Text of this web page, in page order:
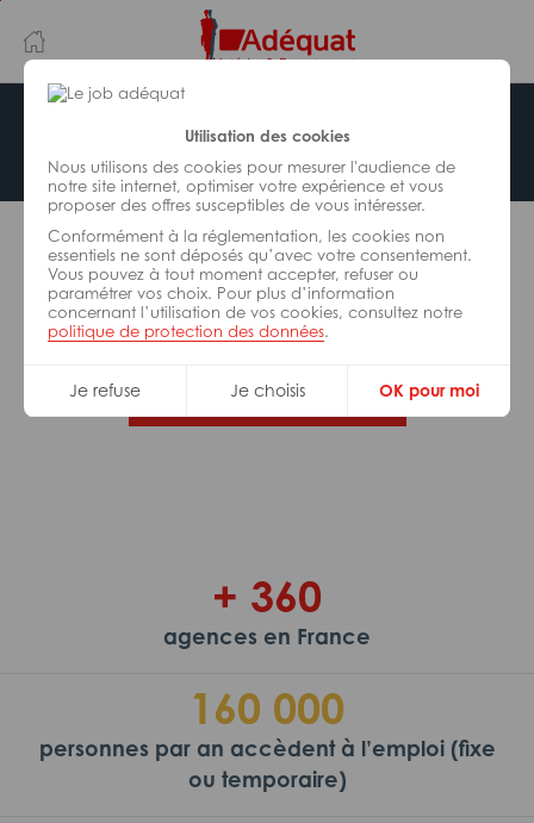
Utilisation des cookies
Nous utilisons des cookies pour mesurer l'audience de
notre site internet, optimiser votre expérience et vous
proposer des offres susceptibles de vous intéresser.
Conformément à la réglementation, les cookies non
essentiels ne sont déposés qu’avec votre consentement.
Vous pouvez à tout moment accepter, refuser ou
paramétrer vos choix. Pour plus d’information
concernant l’utilisation de vos cookies, consultez notre
politique de protection des données.
Je refuse Je choisis OK pour moi
au
contenu
principal
navigation
Offre indisponible
L’offre d’emploi que vous tentez de consulter n’est
plus disponible.
De nombreuses autres missions peuvent vous
correspondre, consultez toutes nos offres.
Trouvez votre job Adéquat !
+ 360
agences en France
160 000
personnes par an accèdent à l’emploi (fixe
ou temporaire)